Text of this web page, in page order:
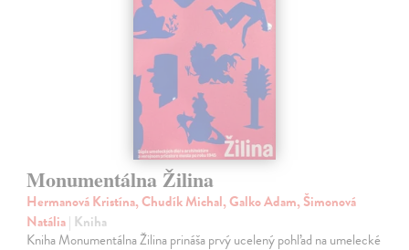
Monumentálna Žilina
Hermanová Kristína, Chudík Michal, Galko Adam, Šimonová
Natália| Kniha
Kniha Monumentálna Žilina prináša prvý ucelený pohľad na umelecké